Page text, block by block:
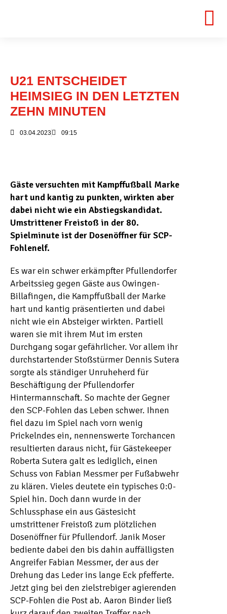
U21 ENTSCHEIDET
HEIMSIEG IN DEN LETZTEN
ZEHN MINUTEN
03.04.2023 09:15
Gäste versuchten mit Kampffußball Marke
hart und kantig zu punkten, wirkten aber
dabei nicht wie ein Abstiegskandidat.
Umstrittener Freistoß in der 80.
Spielminute ist der Dosenöffner für SCP-
Fohlenelf.
Es war ein schwer erkämpfter Pfullendorfer
Arbeitssieg gegen Gäste aus Owingen-
Billafingen, die Kampffußball der Marke
hart und kantig präsentierten und dabei
nicht wie ein Absteiger wirkten. Partiell
waren sie mit ihrem Mut im ersten
Durchgang sogar gefährlicher. Vor allem ihr
durchstartender Stoßstürmer Dennis Sutera
sorgte als ständiger Unruheherd für
Beschäftigung der Pfullendorfer
Hintermannschaft. So machte der Gegner
den SCP-Fohlen das Leben schwer. Ihnen
fiel dazu im Spiel nach vorn wenig
Prickelndes ein, nennenswerte Torchancen
resultierten daraus nicht, für Gästekeeper
Roberta Sutera galt es lediglich, einen
Schuss von Fabian Messmer per Fußabwehr
zu klären. Vieles deutete ein typisches 0:0-
Spiel hin. Doch dann wurde in der
Schlussphase ein aus Gästesicht
umstrittener Freistoß zum plötzlichen
Dosenöffner für Pfullendorf. Janik Moser
bediente dabei den bis dahin auffälligsten
Angreifer Fabian Messmer, der aus der
Drehung das Leder ins lange Eck pfefferte.
Jetzt ging bei den zielstrebiger agierenden
SCP-Fohlen die Post ab. Aaron Binder ließ